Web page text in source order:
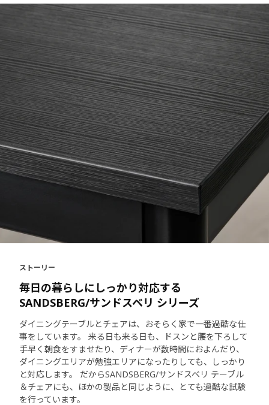
ストーリー
毎日の暮らしにしっかり対応する
SANDSBERG/サンドスベリ シリーズ
ダイニングテーブルとチェアは、おそらく家で一番過酷な仕
事をしています。 来る日も来る日も、ドスンと腰を下ろして
手早く朝食をすませたり、ディナーが数時間におよんだり、
ダイニングエリアが勉強エリアになったりしても、しっかり
と対応します。 だからSANDSBERG/サンドスベリ テーブル
＆チェアにも、ほかの製品と同じように、とても過酷な試験
を行っています。